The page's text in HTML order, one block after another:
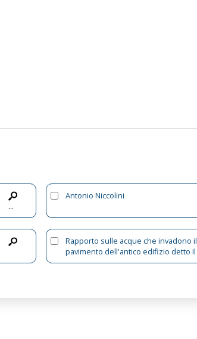
...
Antonio Niccolini
Rapporto sulle acque che invadono il
pavimento dell'antico edifizio detto Il
Tempio di Giove Serapide, letto dal